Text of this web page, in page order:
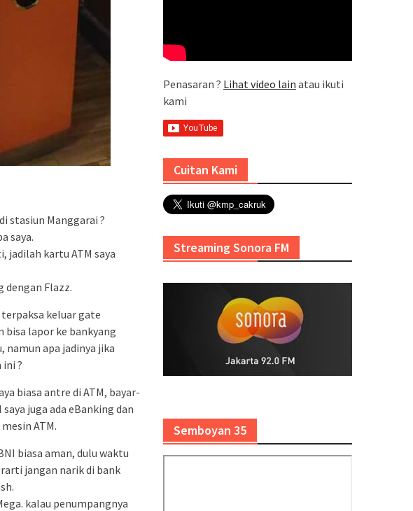
stasiun Manggarai ?
saya.
jadilah kartu ATM saya
dengan Flazz.
keluar gate
lapor ke bankyang
apa jadinya jika
?
biasa antre di ATM, bayar-
juga ada eBanking dan
ATM.
biasa aman, dulu waktu
jangan narik di bank
kalau penumpangnya
Penasaran ? Lihat video lain atau ikuti
kami
Cuitan Kami
Streaming Sonora FM
Semboyan 35